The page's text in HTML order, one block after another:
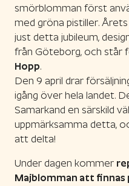
smörblomman först
med gröna pistiller.
just detta jubileum,
från Göteborg, och står
Hopp.
Den 9 april drar
igång över hela landet.
Samarkand en särskild
uppmärksamma detta,
att delta!
Under dagen kommer
Majblomman att